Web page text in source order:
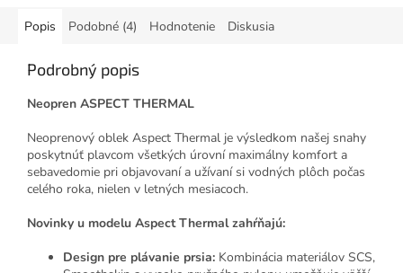
Popis Podobné (4) Hodnotenie Diskusia
Podrobný popis
Neopren ASPECT THERMAL
Neoprenový oblek Aspect Thermal je výsledkom našej snahy
poskytnúť plavcom všetkých úrovní maximálny komfort a
sebavedomie pri objavovaní a užívaní si vodných plôch počas
celého roka, nielen v letných mesiacoch.
Novinky u modelu Aspect Thermal zahŕňajú:
Design pre plávanie prsia: Kombinácia materiálov SCS,